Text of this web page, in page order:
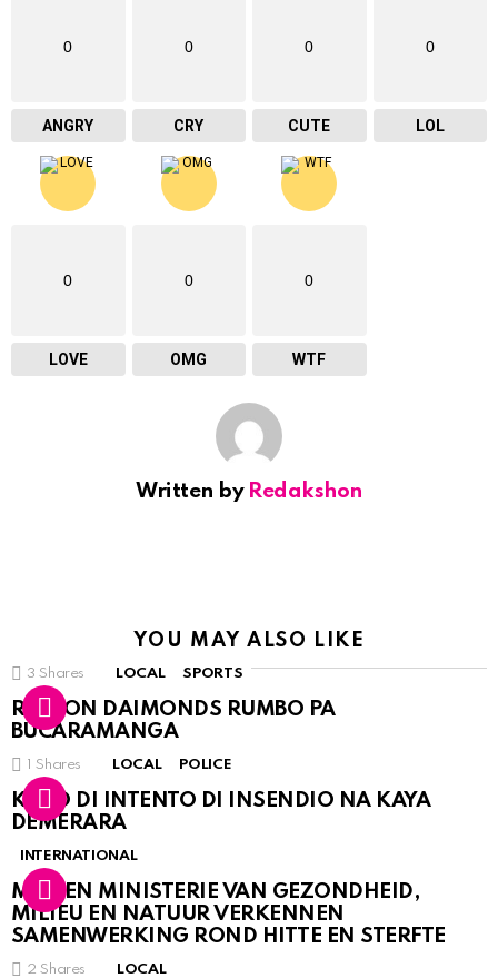
0
ANGRY
0
CRY
0
CUTE
0
LOL
0
LOVE
0
OMG
0
WTF
Written by Redakshon
YOU MAY ALSO LIKE
3 Shares LOCAL SPORTS
RINCON DAIMONDS RUMBO PA
BUCARAMANGA
1 Shares LOCAL POLICE
KASO DI INTENTO DI INSENDIO NA KAYA
DEMERARA
INTERNATIONAL
MDC EN MINISTERIE VAN GEZONDHEID,
MILIEU EN NATUUR VERKENNEN
SAMENWERKING ROND HITTE EN STERFTE
2 Shares LOCAL